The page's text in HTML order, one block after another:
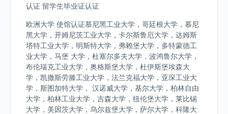
认证 留学生毕业证认证
欧洲大学 使馆认证慕尼黑工业大学，哥廷根大学，慕尼
黑大学，开姆尼茨工业大学，卡尔斯鲁厄大学，达姆斯
塔特工业大学，明斯特大学，弗赖堡大学，多特蒙德工
业大学，马堡 大学，杜塞尔多夫大学，波鸿鲁尔大学，
布伦瑞克工业大学，奥格斯堡大学，杜伊斯堡埃森大
学，凯撒斯劳滕工业大学，法兰克福大学，亚琛工业大
学，斯图加特大学， 汉诺威大学，基尔大学，柏林自由
大学，柏林工业大学，吉森大学，纽伦堡大学，莱比锡
大学，美因茨大学，乌尔兹堡大学，萨尔大学，科隆大